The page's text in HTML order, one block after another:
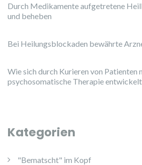
Durch Medikamente aufgetretene
und beheben
Bei Heilungsblockaden bewährte
Wie sich durch Kurieren von Patienten
psychosomatische Therapie
Kategorien
"Bematscht" im Kopf